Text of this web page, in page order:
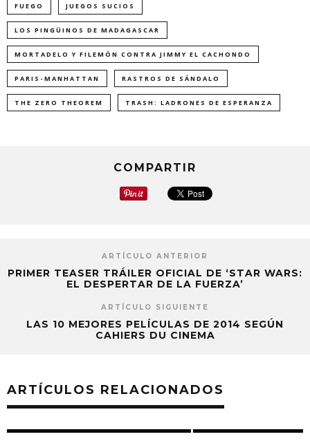
FUEGO JUEGOS SUCIOS
LOS PINGÜINOS DE MADAGASCAR
MORTADELO Y FILEMÓN CONTRA JIMMY EL CACHONDO
PARIS-MANHATTAN RASTROS DE SÁNDALO
THE ZERO THEOREM TRASH: LADRONES DE ESPERANZA
COMPARTIR
ARTÍCULO ANTERIOR
PRIMER TEASER TRÁILER OFICIAL DE ‘STAR WARS:
EL DESPERTAR DE LA FUERZA’
ARTÍCULO SIGUIENTE
LAS 10 MEJORES PELÍCULAS DE 2014 SEGÚN
CAHIERS DU CINEMA
ARTÍCULOS RELACIONADOS